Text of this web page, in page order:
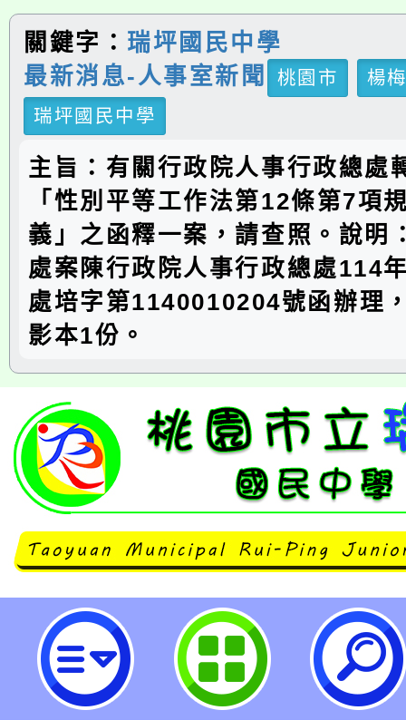
關鍵字： 瑞坪國民中學
最新消息-人事室新聞
桃園市
楊
瑞坪國民中學
主旨：有關行政院人事行政總處
「性別平等工作法第12條第7項
義」之函釋一案，請查照。說明
處案陳行政院人事行政總處114
處培字第1140010204號函辦理
影本1份。
有關行政院人事行政總處轉知勞動
工作法第12條第7項規定適用疑義
園市立瑞坪國民中學